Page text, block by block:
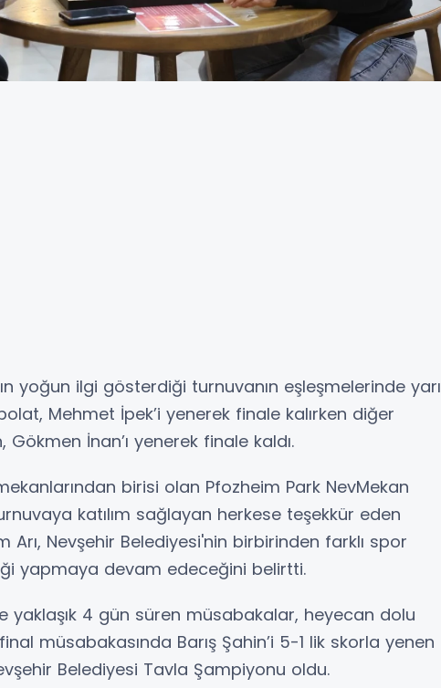
yoğun ilgi gösterdiği turnuvanın eşleşmelerinde yarı
Mehmet İpek’i yenerek finale kalırken diğer
Gökmen İnan’ı yenerek finale kaldı.
birisi olan Pfozheim Park NevMekan
katılım sağlayan herkese teşekkür eden
Arı, Nevşehir Belediyesi'nin birbirinden farklı spor
yapmaya devam edeceğini belirtti.
yaklaşık 4 gün süren müsabakalar, heyecan dolu
müsabakasında Barış Şahin’i 5-1 lik skorla yenen
Belediyesi Tavla Şampiyonu oldu.